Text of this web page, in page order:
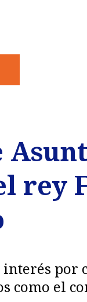
rey
interés por
como el